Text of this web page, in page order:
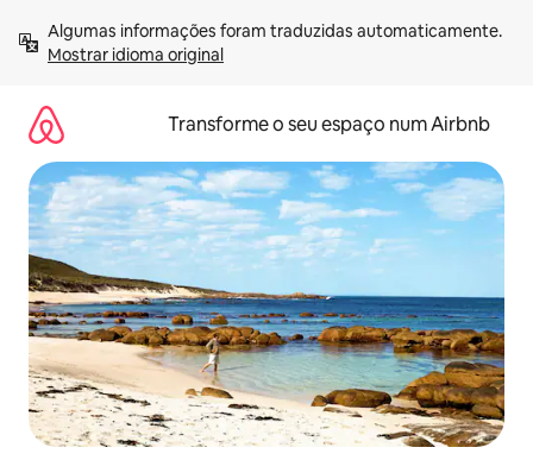
para
Mostrar idioma original
Transforme o seu espaço num Airbnb